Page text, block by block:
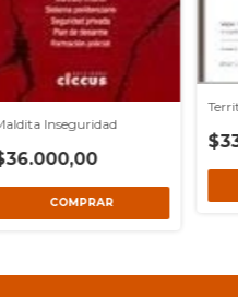
Inseguridad